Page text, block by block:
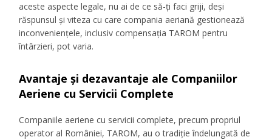
aceste aspecte legale, nu ai de ce să-ți faci griji, deși
răspunsul și viteza cu care compania aeriană gestionează
inconveniențele, inclusiv compensația TAROM pentru
întârzieri, pot varia.
Avantaje și dezavantaje ale Companiilor
Aeriene cu Servicii Complete
Companiile aeriene cu servicii complete, precum propriul
operator al României, TAROM, au o tradiție îndelungată de